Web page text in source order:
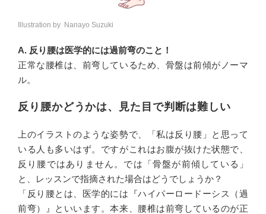
Illustration by Nanayo Suzuki
A. 反り腰は医学的には過前弯のこと！
正常な腰椎は、前弯しているため、骨盤は前傾がノーマ
ル。
反り腰かどうかは、見た目で判断は難しい
上のイラストのような姿勢で、「私は反り腰」と思って
いる人も多いはず。ですがこれはお腹が抜けた状態で、
反り腰ではありません。では「骨盤が前傾している」
と、レッスンで指摘された場合はどうでしょうか？
「反り腰とは、医学的には『ハイパーロードーシス（過
前弯）』といいます。本来、腰椎は前弯しているのが正